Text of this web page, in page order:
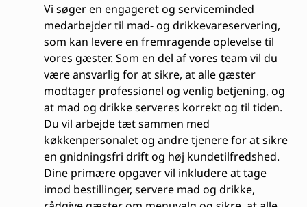
Vi søger en engageret og serviceminded
medarbejder til mad- og drikkevareservering,
som kan levere en fremragende oplevelse til
vores gæster. Som en del af vores team vil du
være ansvarlig for at sikre, at alle gæster
modtager professionel og venlig betjening, og
at mad og drikke serveres korrekt og til tiden.
Du vil arbejde tæt sammen med
køkkenpersonalet og andre tjenere for at sikre
en gnidningsfri drift og høj kundetilfredshed.
Dine primære opgaver vil inkludere at tage
imod bestillinger, servere mad og drikke,